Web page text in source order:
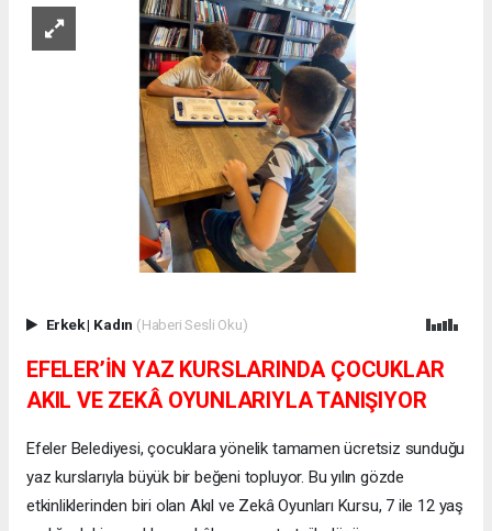
Erkek| Kadın (Haberi Sesli Oku)
EFELER’İN YAZ KURSLARINDA ÇOCUKLAR
AKIL VE ZEKÂ OYUNLARIYLA TANIŞIYOR
Efeler Belediyesi, çocuklara yönelik tamamen ücretsiz sunduğu
yaz kurslarıyla büyük bir beğeni topluyor. Bu yılın gözde
etkinliklerinden biri olan Akıl ve Zekâ Oyunları Kursu, 7 ile 12 yaş